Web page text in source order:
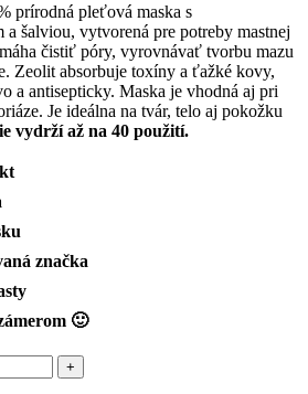
prírodná pleťová maska s
šalviou, vytvorená pre potreby mastnej
čistiť póry, vyrovnávať tvorbu mazu
Zeolit absorbuje toxíny a ťažké kovy,
a antisepticky. Maska je vhodná aj pri
Je ideálna na tvár, telo aj pokožku
vydrží až na 40 použití.
značka
🙂